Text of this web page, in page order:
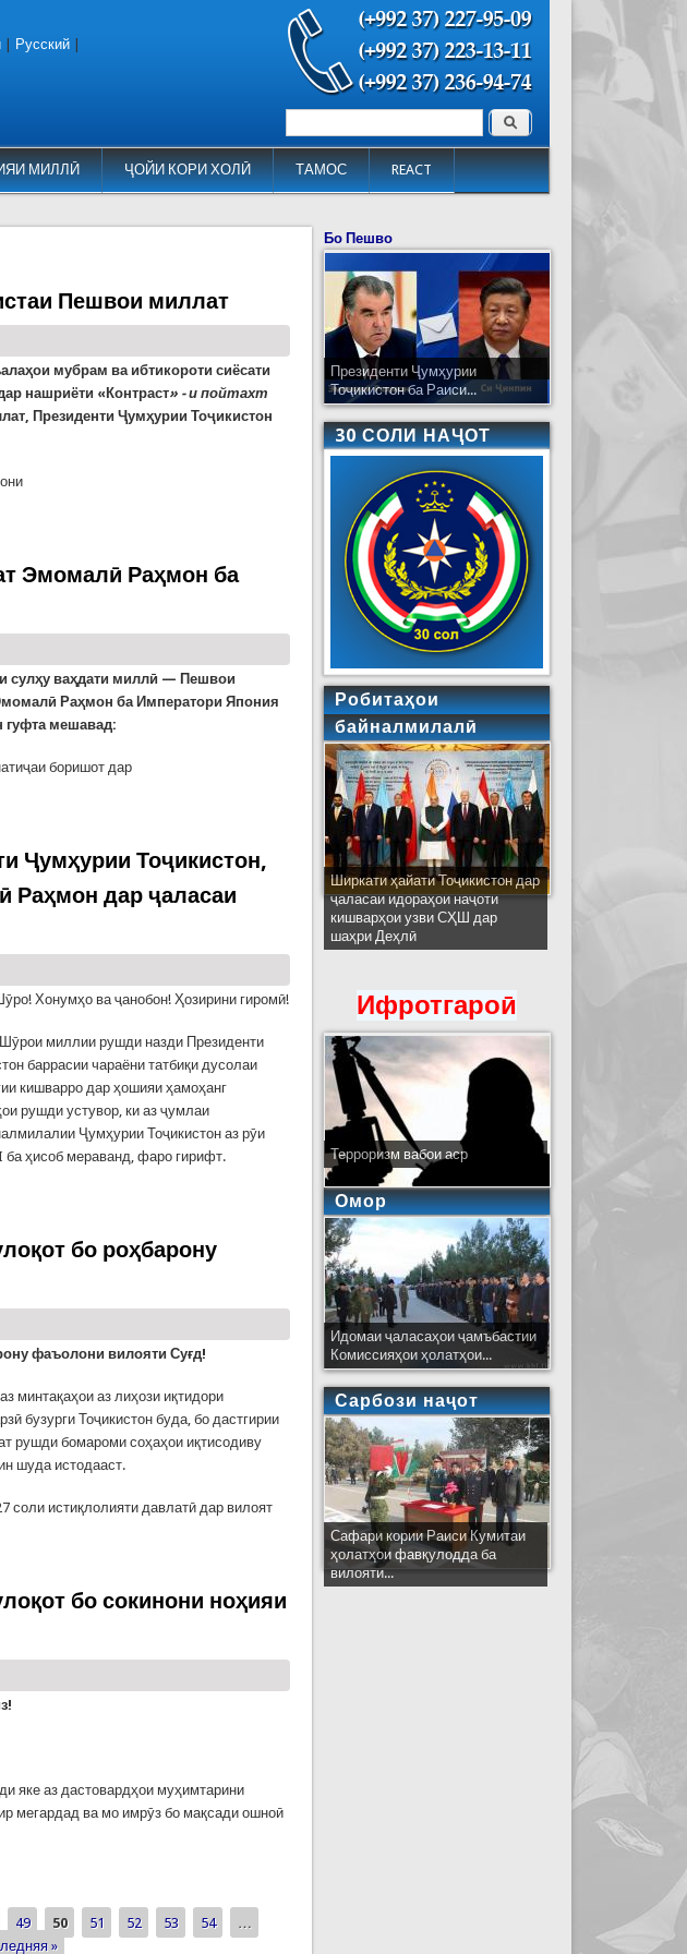
МИЛЛӢ ҶОЙИ КОРИ ХОЛӢ ТАМОС REACT
Форма поиска Поиск
Русский
Пешвои миллат
мубрам ва ибтикороти сиёсати
нашриёти «Контраст» - и пойтахт
Президенти Ҷумҳурии Тоҷикистон
Пешвои миллат
Эмомалӣ Раҳмон ба
сулҳу ваҳдати миллӣ — Пешвои
Раҳмон ба Императори Япония
гуфта мешавад:
боришот дар
Эмомалӣ Раҳмон ба Императори Япония Акихито
Ҷумҳурии Тоҷикистон,
Раҳмон дар ҷаласаи
Хонумҳо ва ҷанобон! Ҳозирини гиромӣ!
миллии рушди назди Президенти
баррасии чараёни татбиқи дусолаи
кишварро дар ҳошияи ҳамоҳанг
рушди устувор, ки аз ҷумлаи
Ҷумҳурии Тоҷикистон аз рӯи
ба ҳисоб мераванд, фаро гирифт.
Ҷумҳурии Тоҷикистон, Пешвои миллат, муҳтарам Эмомалӣ Раҳмон дар
бо роҳбарону
фаъолони вилояти Суғд!
минтақаҳои аз лиҳози иқтидори
бузурги Тоҷикистон буда, бо дастгирии
рушди бомароми соҳаҳои иқтисодиву
шуда истодааст.
соли истиқлолияти давлатӣ дар вилоят
бо роҳбарону фаъолони вилояти Суғд
бо сокинони ноҳияи
яке аз дастовардҳои муҳимтарини
мегардад ва мо имрӯз бо мақсади ошноӣ
бо сокинони ноҳияи Шаҳристон
49 50 51 52 53 54
…
»
Бо Пешво
Президенти Ҷумҳурии
Тоҷикистон ба Раиси...
30 СОЛИ НАҶОТ
Робитаҳои
байналмилалӣ
Ширкати ҳайати Тоҷикистон дар
ҷаласаи идораҳои наҷоти
кишварҳои узви СҲШ дар
шаҳри Деҳлӣ
Ифротгароӣ
Терроризм вабои аср
Омор
Идомаи ҷаласаҳои ҷамъбастии
Комиссияҳои ҳолатҳои...
Сарбози наҷот
Сафари кории Раиси Кумитаи
ҳолатҳои фавқулодда ба
вилояти...